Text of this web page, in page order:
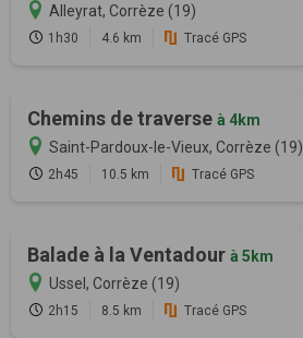
Alleyrat, Corrèze (19)
1h30 4.6 km Tracé GPS
Chemins de traverse à 4km
Saint-Pardoux-le-Vieux, Corrèze (19)
2h45 10.5 km Tracé GPS
Balade à la Ventadour à 5km
Ussel, Corrèze (19)
2h15 8.5 km Tracé GPS